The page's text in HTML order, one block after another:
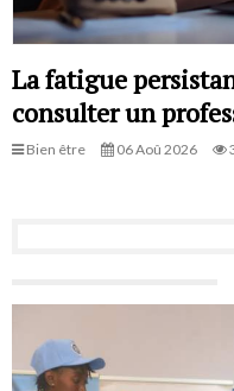
La fatigue
consulter un
Bien être 06 Aoû 2026